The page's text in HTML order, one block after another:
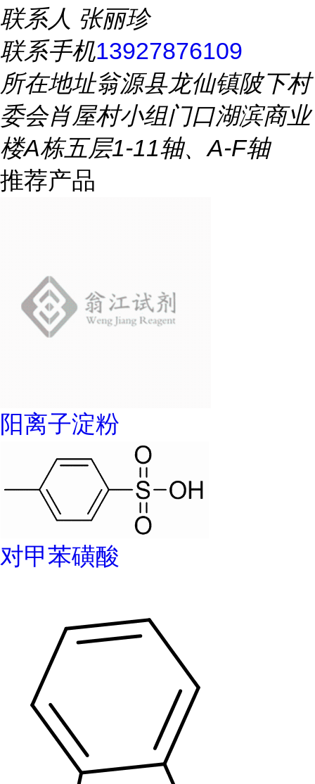
联系人 张丽珍
联系手机13927876109
所在地址翁源县龙仙镇陂下村
委会肖屋村小组门口湖滨商业
楼A栋五层1-11轴、A-F轴
推荐产品
阳离子淀粉
对甲苯磺酸